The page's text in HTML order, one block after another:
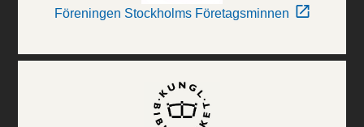
Föreningen Stockholms Företagsminnen